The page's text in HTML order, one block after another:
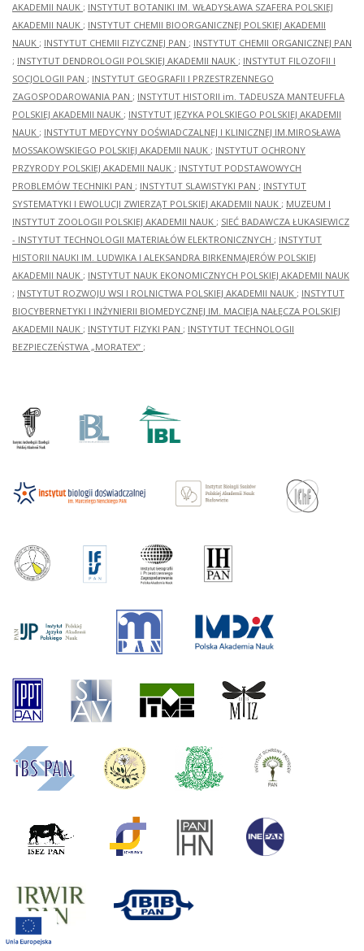
AKADEMII NAUK ; INSTYTUT BOTANIKI IM. WŁADYSŁAWA SZAFERA POLSKIEJ
AKADEMII NAUK ; INSTYTUT CHEMII BIOORGANICZNEJ POLSKIEJ AKADEMII
NAUK ; INSTYTUT CHEMII FIZYCZNEJ PAN ; INSTYTUT CHEMII ORGANICZNEJ PAN
; INSTYTUT DENDROLOGII POLSKIEJ AKADEMII NAUK ; INSTYTUT FILOZOFII I
SOCJOLOGII PAN ; INSTYTUT GEOGRAFII I PRZESTRZENNEGO
ZAGOSPODAROWANIA PAN ; INSTYTUT HISTORII im. TADEUSZA MANTEUFFLA
POLSKIEJ AKADEMII NAUK ; INSTYTUT JĘZYKA POLSKIEGO POLSKIEJ AKADEMII
NAUK ; INSTYTUT MEDYCYNY DOŚWIADCZALNEJ I KLINICZNEJ IM.MIROSŁAWA
MOSSAKOWSKIEGO POLSKIEJ AKADEMII NAUK ; INSTYTUT OCHRONY
PRZYRODY POLSKIEJ AKADEMII NAUK ; INSTYTUT PODSTAWOWYCH
PROBLEMÓW TECHNIKI PAN ; INSTYTUT SLAWISTYKI PAN ; INSTYTUT
SYSTEMATYKI I EWOLUCJI ZWIERZĄT POLSKIEJ AKADEMII NAUK ; MUZEUM I
INSTYTUT ZOOLOGII POLSKIEJ AKADEMII NAUK ; SIEĆ BADAWCZA ŁUKASIEWICZ
- INSTYTUT TECHNOLOGII MATERIAŁÓW ELEKTRONICZNYCH ; INSTYTUT
HISTORII NAUKI IM. LUDWIKA I ALEKSANDRA BIRKENMAJERÓW POLSKIEJ
AKADEMII NAUK ; INSTYTUT NAUK EKONOMICZNYCH POLSKIEJ AKADEMII NAUK
; INSTYTUT ROZWOJU WSI I ROLNICTWA POLSKIEJ AKADEMII NAUK ; INSTYTUT
BIOCYBERNETYKI I INŻYNIERII BIOMEDYCZNEJ IM. MACIEJA NAŁĘCZA POLSKIEJ
AKADEMII NAUK ; INSTYTUT FIZYKI PAN ; INSTYTUT TECHNOLOGII
BEZPIECZEŃSTWA „MORATEX” ;